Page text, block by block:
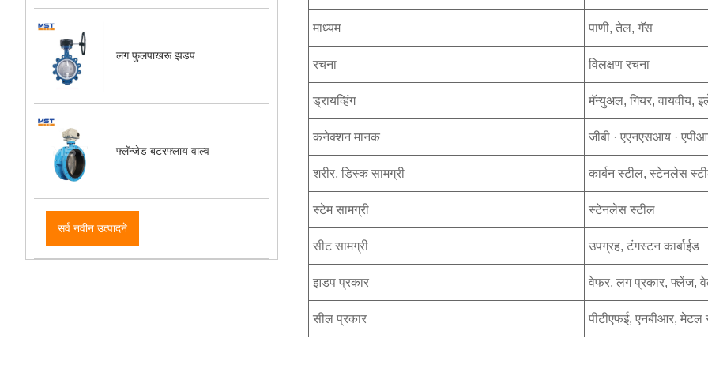
लग फुलपाखरू झडप
फ्लॅन्जेड बटरफ्लाय वाल्व
सर्व नवीन उत्पादने
माध्यम पाणी, तेल, गॅस
रचना विलक्षण रचना
ड्रायव्हिंग मॅन्युअल, गियर, वायवीय,
कनेक्शन मानक जीबी · एएनएसआय ·
शरीर, डिस्क सामग्री कार्बन स्टील, स्टेनलेस
स्टेम सामग्री स्टेनलेस स्टील
सीट सामग्री उपग्रह, टंगस्टन कार्बाईड
झडप प्रकार वेफर, लग प्रकार, फ्लेंज,
सील प्रकार पीटीएफई, एनबीआर, मेटल